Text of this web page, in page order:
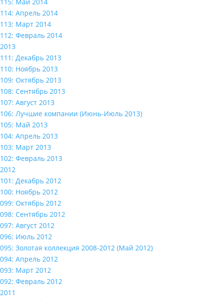
114: Апрель 2014
113: Март 2014
112: Февраль 2014
2013
111: Декабрь 2013
110: Ноябрь 2013
109: Октябрь 2013
108: Сентябрь 2013
107: Август 2013
106: Лучшие компании (Июнь-Июль 2013)
105: Май 2013
104: Апрель 2013
103: Март 2013
102: Февраль 2013
2012
101: Декабрь 2012
100: Ноябрь 2012
099: Октябрь 2012
098: Сентябрь 2012
097: Август 2012
096: Июль 2012
095: Золотая коллекция 2008-2012 (Май 2012)
094: Апрель 2012
093: Март 2012
092: Февраль 2012
2011